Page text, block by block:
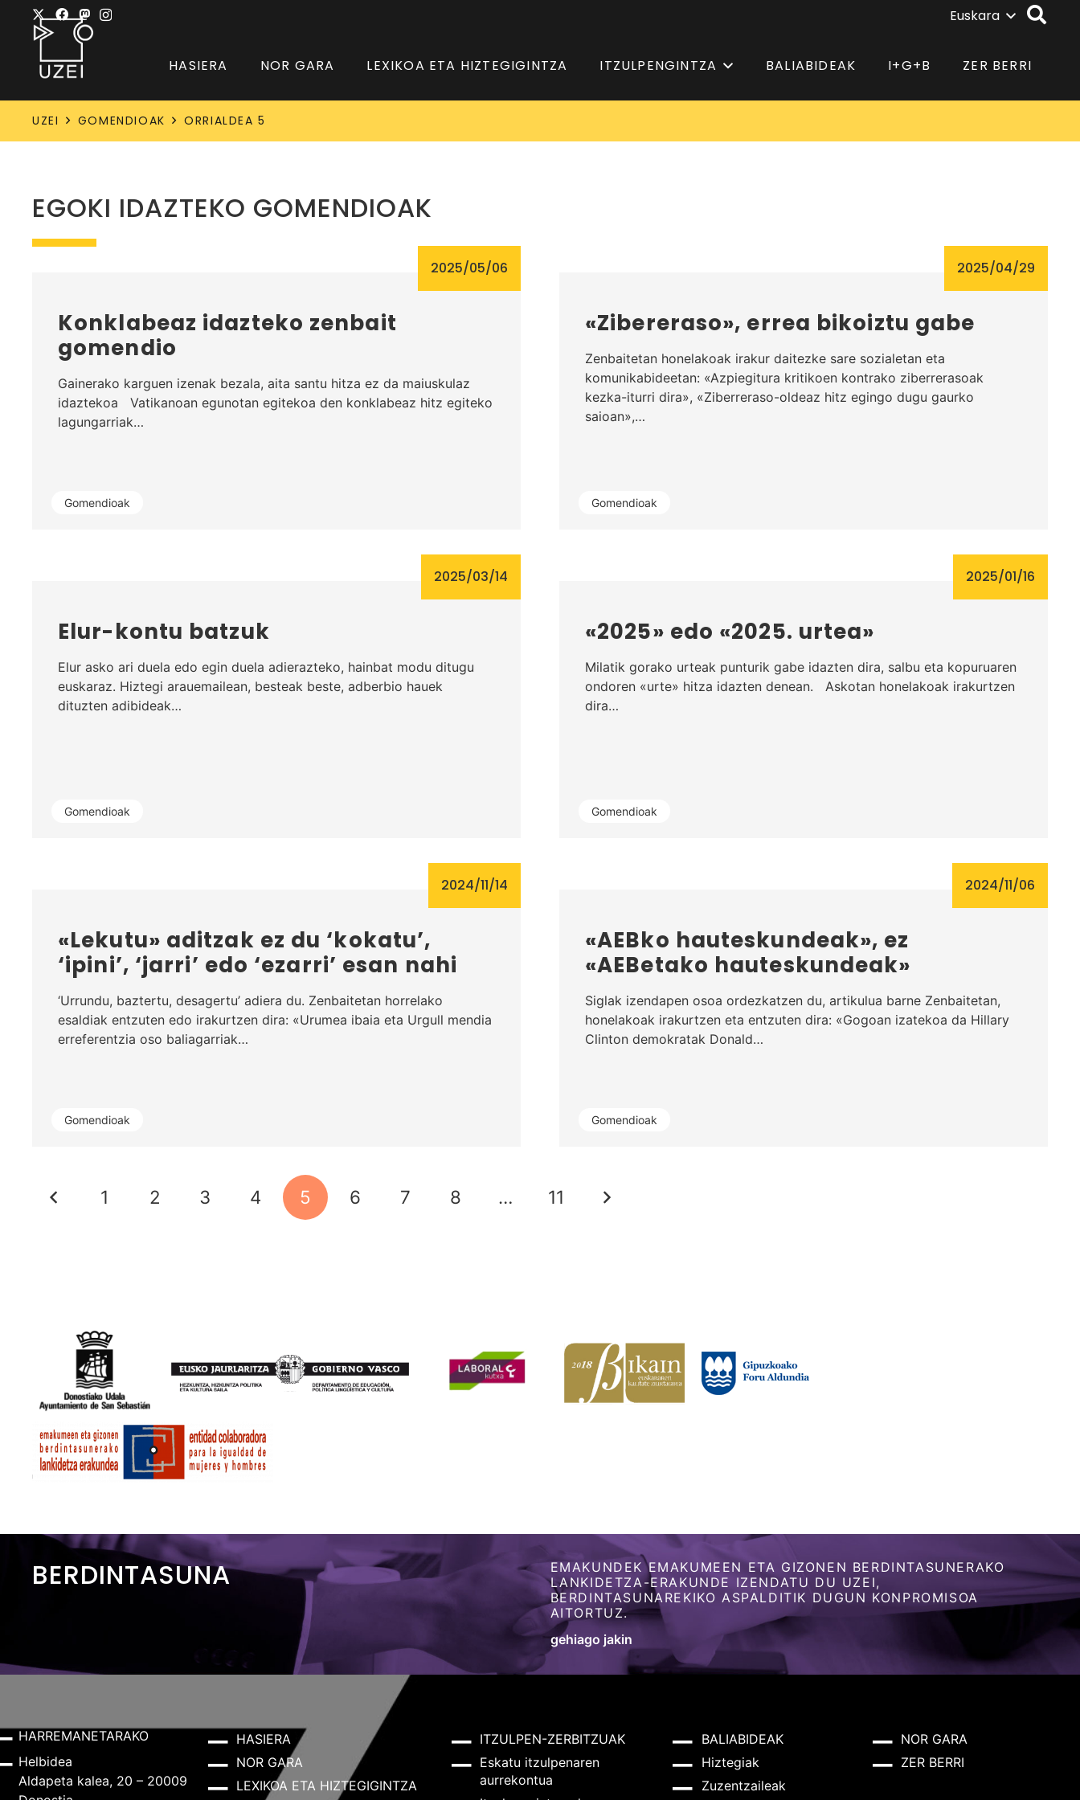
Euskara
HASIERA NOR GARA LEXIKOA ETA HIZTEGIGINTZA ITZULPENGINTZA BALIABIDEAK I+G+B ZER BERRI
UZEI GOMENDIOAK ORRIALDEA 5
EGOKI IDAZTEKO GOMENDIOAK
Gomendioak
2025/05/06
Konklabeaz idazteko zenbait
gomendio
Gainerako karguen izenak bezala, aita santu hitza ez da maiuskulaz
idaztekoa Vatikanoan egunotan egitekoa den konklabeaz hitz egiteko
lagungarriak…
Gomendioak
2025/04/29
«Zibereraso», errea bikoiztu gabe
Zenbaitetan honelakoak irakur daitezke sare sozialetan eta
komunikabideetan: «Azpiegitura kritikoen kontrako ziberrerasoak
kezka-iturri dira», «Ziberreraso-oldeaz hitz egingo dugu gaurko
saioan»,…
Gomendioak
2025/03/14
Elur-kontu batzuk
Elur asko ari duela edo egin duela adierazteko, hainbat modu ditugu
euskaraz. Hiztegi arauemailean, besteak beste, adberbio hauek
dituzten adibideak…
Gomendioak
2025/01/16
«2025» edo «2025. urtea»
Milatik gorako urteak punturik gabe idazten dira, salbu eta kopuruaren
ondoren «urte» hitza idazten denean. Askotan honelakoak irakurtzen
dira…
Gomendioak
2024/11/14
«Lekutu» aditzak ez du ‘kokatu’,
‘ipini’, ‘jarri’ edo ‘ezarri’ esan nahi
‘Urrundu, baztertu, desagertu’ adiera du. Zenbaitetan horrelako
esaldiak entzuten edo irakurtzen dira: «Urumea ibaia eta Urgull mendia
erreferentzia oso baliagarriak…
Gomendioak
2024/11/06
«AEBko hauteskundeak», ez
«AEBetako hauteskundeak»
Siglak izendapen osoa ordezkatzen du, artikulua barne Zenbaitetan,
honelakoak irakurtzen eta entzuten dira: «Gogoan izatekoa da Hillary
Clinton demokratak Donald…
1 2 3 4 5 6 7 8 … 11
BERDINTASUNA
EMAKUNDEK EMAKUMEEN ETA GIZONEN BERDINTASUNERAKO
LANKIDETZA-ERAKUNDE IZENDATU DU UZEI,
BERDINTASUNAREKIKO ASPALDITIK DUGUN KONPROMISOA
AITORTUZ.
gehiago jakin
HARREMANETARAKO
Helbidea
Aldapeta kalea, 20 – 20009
HASIERA
NOR GARA
LEXIKOA ETA HIZTEGIGINTZA
ITZULPEN-ZERBITZUAK
Eskatu itzulpenaren
aurrekontua
BALIABIDEAK
Hiztegiak
Zuzentzaileak
NOR GARA
ZER BERRI